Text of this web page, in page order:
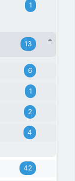
1
13
6
1
2
4
42